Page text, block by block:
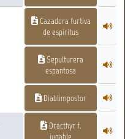
Cazadora furtiva
de espíritus
Sepulturera
espantosa
Diablimpostor
Dracthyr f.
jugable